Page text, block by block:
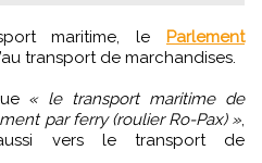
maritime, le Parlement
transport de marchandises.
« le transport maritime de
par ferry (roulier Ro-Pax) »
vers le transport de